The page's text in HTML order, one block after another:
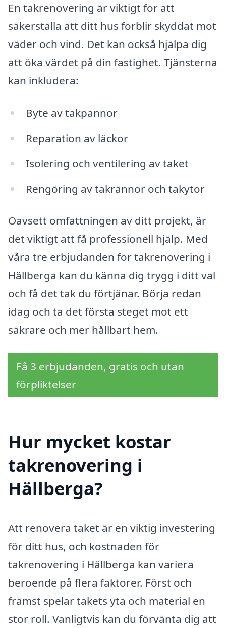
En takrenovering är viktigt för att
säkerställa att ditt hus förblir skyddat mot
väder och vind. Det kan också hjälpa dig
att öka värdet på din fastighet. Tjänsterna
kan inkludera:
Byte av takpannor
Reparation av läckor
Isolering och ventilering av taket
Rengöring av takrännor och takytor
Oavsett omfattningen av ditt projekt, är
det viktigt att få professionell hjälp. Med
våra tre erbjudanden för takrenovering i
Hällberga kan du känna dig trygg i ditt val
och få det tak du förtjänar. Börja redan
idag och ta det första steget mot ett
säkrare och mer hållbart hem.
Få 3 erbjudanden, gratis och utan
förpliktelser
Hur mycket kostar
takrenovering i
Hällberga?
Att renovera taket är en viktig investering
för ditt hus, och kostnaden för
takrenovering i Hällberga kan variera
beroende på flera faktorer. Först och
främst spelar takets yta och material en
stor roll. Vanligtvis kan du förvänta dig att